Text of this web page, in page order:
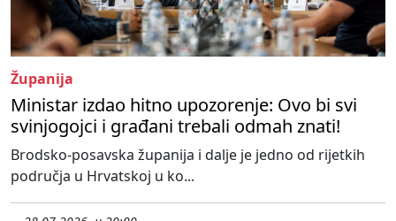
Županija
Ministar izdao hitno upozorenje: Ovo bi svi
svinjogojci i građani trebali odmah znati!
Brodsko-posavska županija i dalje je jedno od rijetkih
područja u Hrvatskoj u ko...